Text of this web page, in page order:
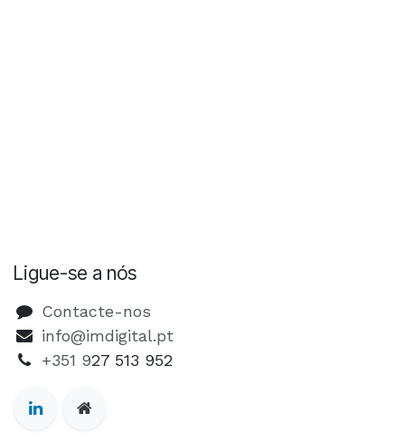
Ligue-se a nós
Contacte-nos
info@imdigital.pt
+351 927 513 952